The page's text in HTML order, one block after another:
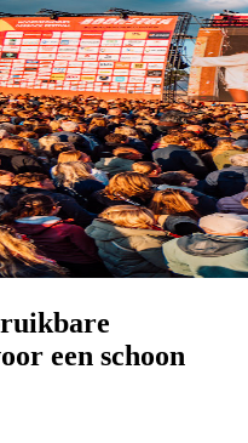
een schoon